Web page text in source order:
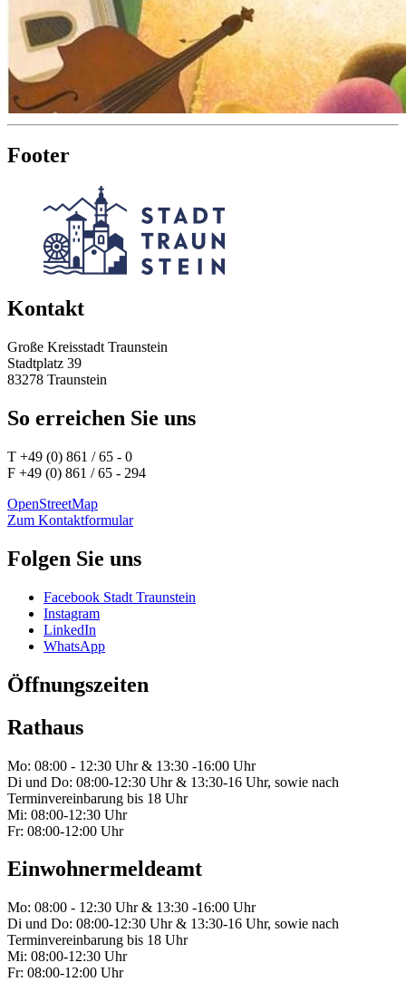
Footer
Kontakt
Große Kreisstadt Traunstein
Stadtplatz 39
83278 Traunstein
So erreichen Sie uns
T +49 (0) 861 / 65 - 0
F +49 (0) 861 / 65 - 294
OpenStreetMap
Zum Kontaktformular
Folgen Sie uns
Facebook Stadt Traunstein
Instagram
LinkedIn
WhatsApp
Öffnungszeiten
Rathaus
Mo: 08:00 - 12:30 Uhr & 13:30 -16:00 Uhr
Di und Do: 08:00-12:30 Uhr & 13:30-16 Uhr, sowie nach
Terminvereinbarung bis 18 Uhr
Mi: 08:00-12:30 Uhr
Fr: 08:00-12:00 Uhr
Einwohnermeldeamt
Mo: 08:00 - 12:30 Uhr & 13:30 -16:00 Uhr
Di und Do: 08:00-12:30 Uhr & 13:30-16 Uhr, sowie nach
Terminvereinbarung bis 18 Uhr
Mi: 08:00-12:30 Uhr
Fr: 08:00-12:00 Uhr